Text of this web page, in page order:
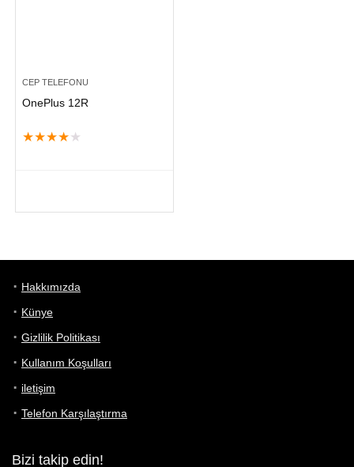
CEP TELEFONU
OnePlus 12R
★★★★ ★
Hakkımızda
Künye
Gizlilik Politikası
Kullanım Koşulları
iletişim
Telefon Karşılaştırma
Bizi takip edin!